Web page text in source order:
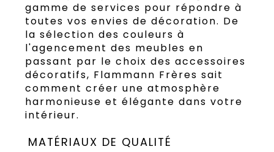
gamme de services pour répondre à
toutes vos envies de décoration. De
la sélection des couleurs à
l'agencement des meubles en
passant par le choix des accessoires
décoratifs, Flammann Frères sait
comment créer une atmosphère
harmonieuse et élégante dans votre
intérieur.
MATÉRIAUX DE QUALITÉ